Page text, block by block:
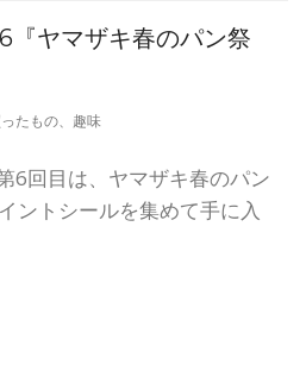
ヤマザキ春のパン祭
たもの、 趣味
6回目は、ヤマザキ春のパン
ントシールを集めて手に入